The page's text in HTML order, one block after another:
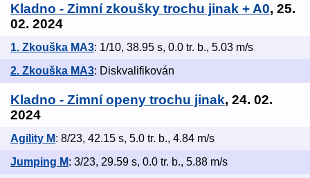
Kladno - Zimní zkoušky trochu jinak + A0, 25.
02. 2024
1. Zkouška MA3: 1/10, 38.95 s, 0.0 tr. b., 5.03 m/s
2. Zkouška MA3: Diskvalifikován
Kladno - Zimní openy trochu jinak, 24. 02.
2024
Agility M: 8/23, 42.15 s, 5.0 tr. b., 4.84 m/s
Jumping M: 3/23, 29.59 s, 0.0 tr. b., 5.88 m/s